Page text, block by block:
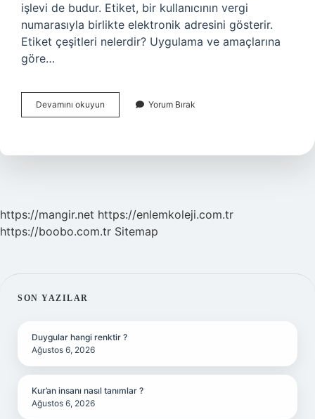
işlevi de budur. Etiket, bir kullanıcının vergi
numarasıyla birlikte elektronik adresini gösterir.
Etiket çeşitleri nelerdir? Uygulama ve amaçlarına
göre…
Devamını okuyun
Bilgileri
Yorum Bırak
https://mangir.net https://enlemkoleji.com.tr
https://boobo.com.tr Sitemap
SIDEBAR
SON YAZILAR
Duygular hangi renktir ?
Ağustos 6, 2026
Kur’an insanı nasıl tanımlar ?
Ağustos 6, 2026